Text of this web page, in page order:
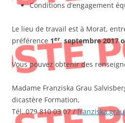
Conditions d’engagement
Le lieu de travail est à Morat,
préférence 1erseptembre 2017
Vous pouvez obtenir des
Madame Franziska Grau
dicastère Formation,
Tél. 079 810 03 07 /